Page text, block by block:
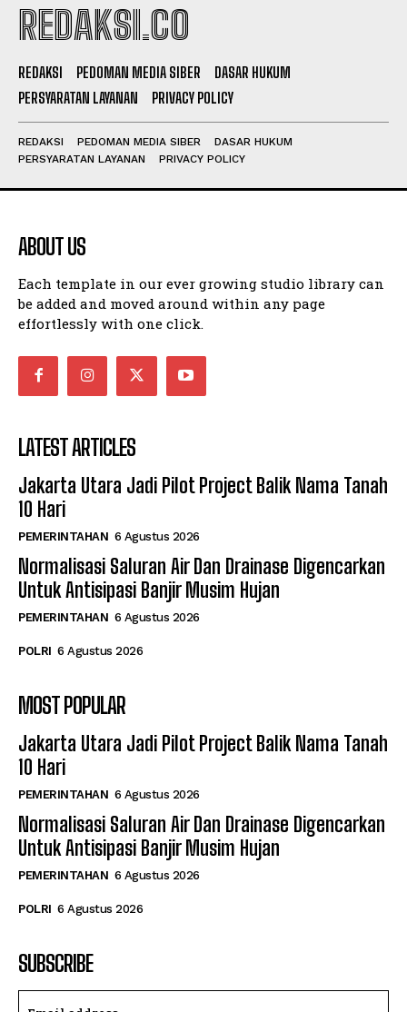
REDAKSI.CO
REDAKSI PEDOMAN MEDIA SIBER
DASAR HUKUM
PERSYARATAN LAYANAN
PRIVACY POLICY
REDAKSI PEDOMAN MEDIA SIBER
DASAR HUKUM
PERSYARATAN LAYANAN
PRIVACY POLICY
ABOUT US
Each template in our ever growing studio library can
be added and moved around within any page
effortlessly with one click.
LATEST ARTICLES
Jakarta Utara Jadi Pilot Project Balik Nama Tanah
10 Hari
PEMERINTAHAN 6 Agustus 2026
Normalisasi Saluran Air Dan Drainase Digencarkan
Untuk Antisipasi Banjir Musim Hujan
PEMERINTAHAN 6 Agustus 2026
POLRI 6 Agustus 2026
MOST POPULAR
Jakarta Utara Jadi Pilot Project Balik Nama Tanah
10 Hari
PEMERINTAHAN 6 Agustus 2026
Normalisasi Saluran Air Dan Drainase Digencarkan
Untuk Antisipasi Banjir Musim Hujan
PEMERINTAHAN 6 Agustus 2026
POLRI 6 Agustus 2026
SUBSCRIBE